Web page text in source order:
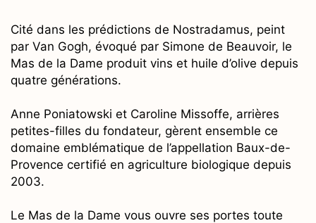
Cité dans les prédictions de Nostradamus, peint
par Van Gogh, évoqué par Simone de Beauvoir, le
Mas de la Dame produit vins et huile d’olive depuis
quatre générations.
Anne Poniatowski et Caroline Missoffe, arrières
petites-filles du fondateur, gèrent ensemble ce
domaine emblématique de l’appellation Baux-de-
Provence certifié en agriculture biologique depuis
2003.
Le Mas de la Dame vous ouvre ses portes toute